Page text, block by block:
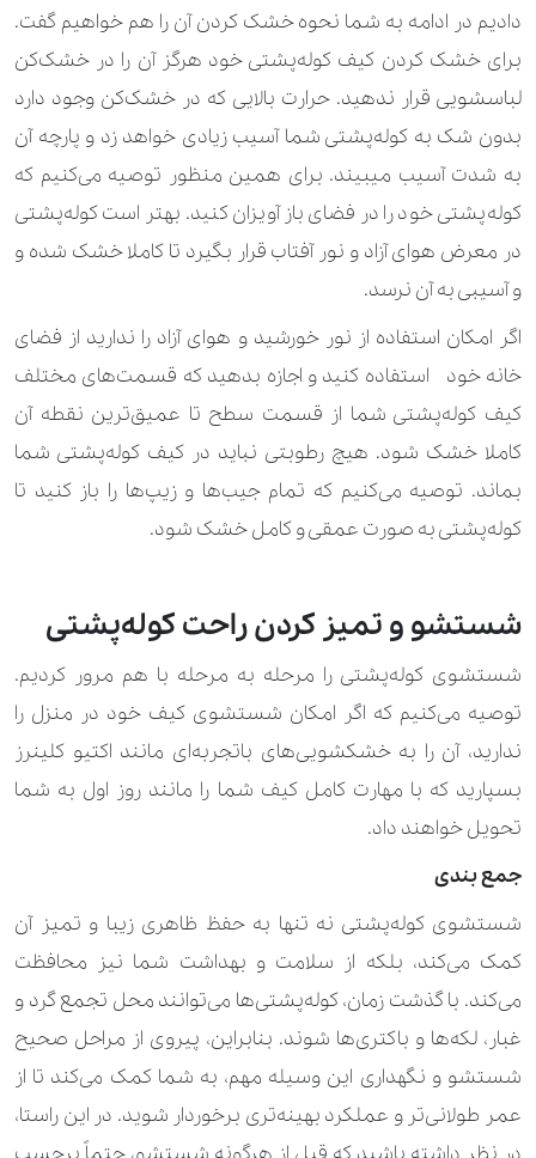
دادیم در ادامه به شما نحوه خشک کردن آن را هم خواهیم گفت.
برای خشک کردن کیف کوله‌پشتی خود هرگز آن را در خشک‌کن
لباسشویی قرار ندهید. حرارت بالایی که در خشک‌کن وجود دارد
بدون شک به کوله‌پشتی شما آسیب زیادی خواهد زد و پارچه آن
به شدت آسیب می‎بیند. برای همین منظور توصیه می‌کنیم که
کوله‌پشتی خود را در فضای باز آویزان کنید. بهتر است کوله‌پشتی
در معرض هوای آزاد و نور آفتاب قرار بگیرد تا کاملا خشک شده و
و آسیبی به آن نرسد.
اگر امکان استفاده از نور خورشید و هوای آزاد را ندارید از فضای
خانه خود استفاده کنید و اجازه بدهید که قسمت‌های مختلف
کیف کوله‌پشتی شما از قسمت سطح تا عمیق‌ترین نقطه آن
کاملا خشک شود. هیچ رطوبتی نباید در کیف کوله‌پشتی شما
بماند. توصیه می‌کنیم که تمام جیب‌ها و زیپ‌ها را باز کنید تا
کوله‌پشتی به صورت عمقی و کامل خشک شود.
شستشو و تمیز کردن راحت کوله‌پشتی
شستشوی کوله‌پشتی را مرحله به مرحله با هم مرور کردیم.
توصیه می‌کنیم که اگر امکان شستشوی کیف خود در منزل را
ندارید، آن را به خشکشویی‌های باتجربه‌ای مانند اکتیو کلینرز
بسپارید که با مهارت کامل کیف شما را مانند روز اول به شما
تحویل خواهند داد.
جمع بندی
شستشوی کوله‌پشتی نه تنها به حفظ ظاهری زیبا و تمیز آن
کمک می‌کند، بلکه از سلامت و بهداشت شما نیز محافظت
می‌کند. با گذشت زمان، کوله‌پشتی‌ها می‌توانند محل تجمع گرد و
غبار، لکه‌ها و باکتری‌ها شوند. بنابراین، پیروی از مراحل صحیح
شستشو و نگهداری این وسیله مهم، به شما کمک می‌کند تا از
عمر طولانی‌تر و عملکرد بهینه‌تری برخوردار شوید. در این راستا،